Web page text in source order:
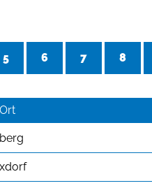
5 6 7 8
Ort